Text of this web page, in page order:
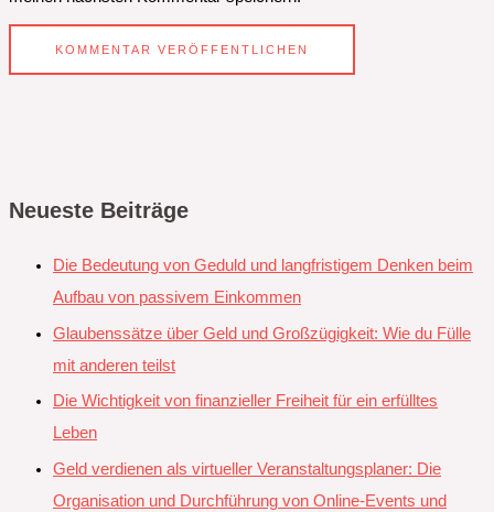
Neueste Beiträge
Die Bedeutung von Geduld und langfristigem Denken beim
Aufbau von passivem Einkommen
Glaubenssätze über Geld und Großzügigkeit: Wie du Fülle
mit anderen teilst
Die Wichtigkeit von finanzieller Freiheit für ein erfülltes
Leben
Geld verdienen als virtueller Veranstaltungsplaner: Die
Organisation und Durchführung von Online-Events und